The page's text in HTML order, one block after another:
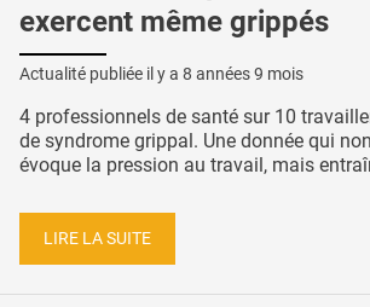
exercent même grippés
Actualité publiée il y a 8 années 9 mois
4 professionnels de santé sur 10
de syndrome grippal. Une donnée qui
évoque la pression au travail, mais
LIRE LA SUITE